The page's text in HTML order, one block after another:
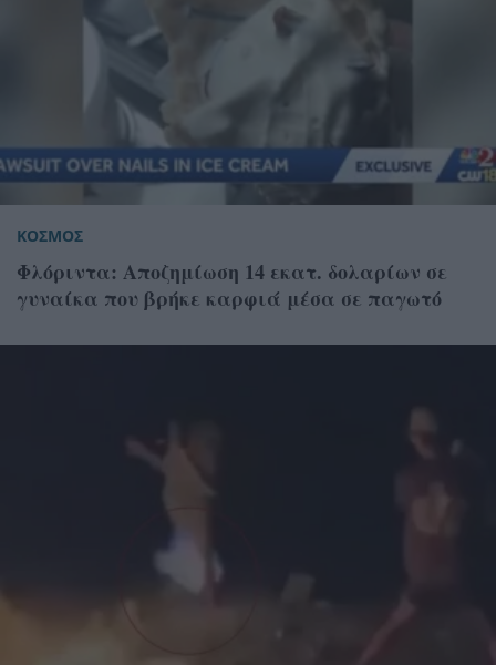
ΚΟΣΜΟΣ
Φλόριντα: Αποζημίωση 14 εκατ. δολαρίων σε
γυναίκα που βρήκε καρφιά μέσα σε παγωτό